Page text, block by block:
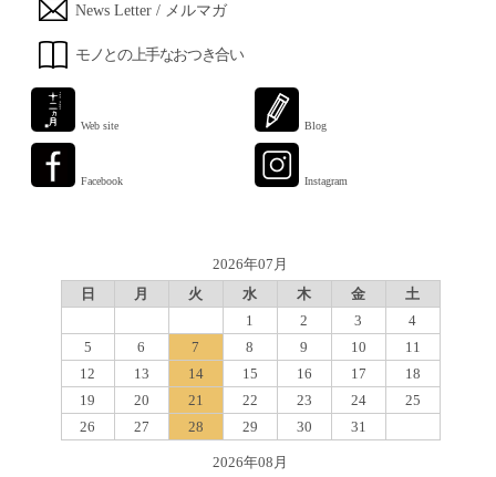
News Letter / メルマガ
モノとの上手なおつき合い
Web site Blog
Facebook Instagram
2026年07月
日
月 火 水 木 金
土
1
2 3
4
5
6 7 8 9 10
11
12
13 14 15 16 17
18
19
20 21 22 23 24
25
26
27 28 29 30 31
2026年08月